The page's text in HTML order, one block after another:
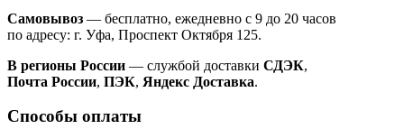
Самовывоз — бесплатно, ежедневно с 9 до 20 часов
по адресу: г. Уфа, Проспект Октября 125.
В регионы России — службой доставки СДЭК,
Почта России, ПЭК, Яндекс Доставка.
Способы оплаты